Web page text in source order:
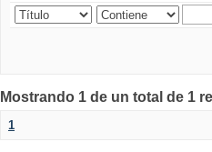
Mostrando 1 de un total de 1
1